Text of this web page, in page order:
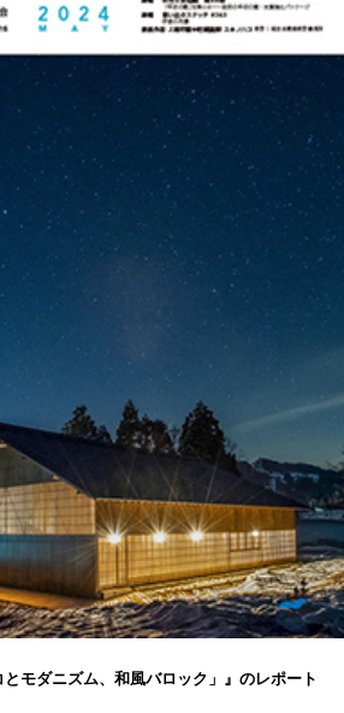
とモダニズム、和風バロック」』のレポート